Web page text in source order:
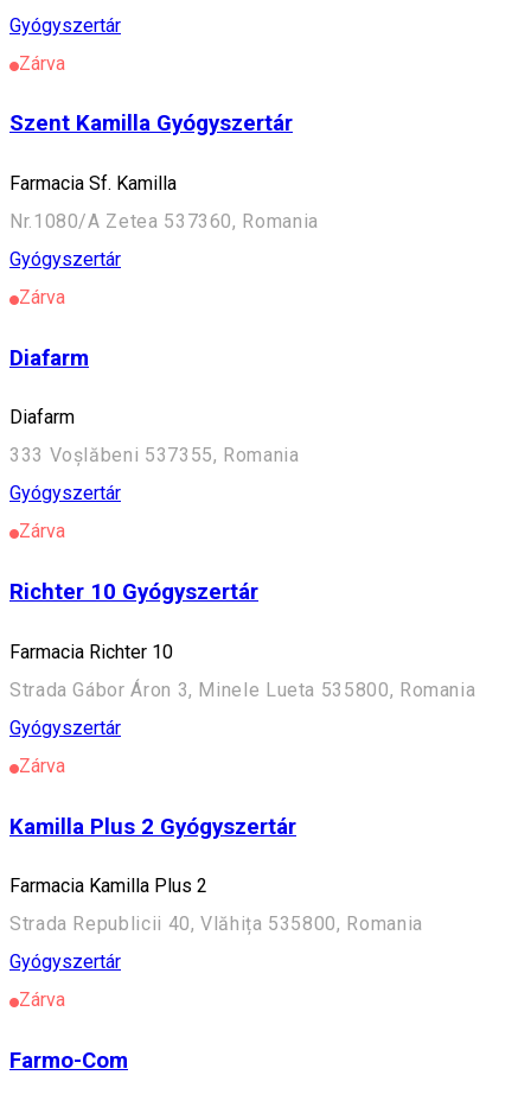
Gyógyszertár
Zárva
Szent Kamilla Gyógyszertár
Farmacia Sf. Kamilla
Nr.1080/A Zetea 537360, Romania
Gyógyszertár
Zárva
Diafarm
Diafarm
333 Voșlăbeni 537355, Romania
Gyógyszertár
Zárva
Richter 10 Gyógyszertár
Farmacia Richter 10
Strada Gábor Áron 3, Minele Lueta 535800, Romania
Gyógyszertár
Zárva
Kamilla Plus 2 Gyógyszertár
Farmacia Kamilla Plus 2
Strada Republicii 40, Vlăhița 535800, Romania
Gyógyszertár
Zárva
Farmo-Com